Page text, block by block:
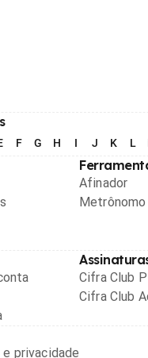
F G H I J K L
Afinador
Metrônomo
Cifra Club
Cifra Club
privacidade